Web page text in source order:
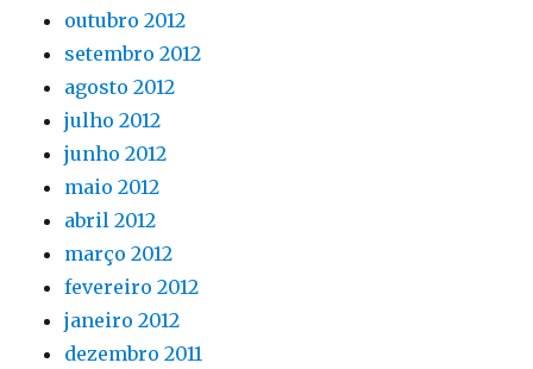
outubro 2012
setembro 2012
agosto 2012
julho 2012
junho 2012
maio 2012
abril 2012
março 2012
fevereiro 2012
janeiro 2012
dezembro 2011